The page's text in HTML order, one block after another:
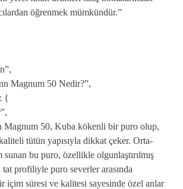
öğrenmek mümkündür.”
Magnum 50 Nedir?”,
{
Magnum 50, Kuba kökenli bir puro olup,
tütün yapısıyla dikkat çeker. Orta-
bu puro, özellikle olgunlaştırılmış
profiliyle puro severler arasında
içim süresi ve kalitesi sayesinde özel anlar